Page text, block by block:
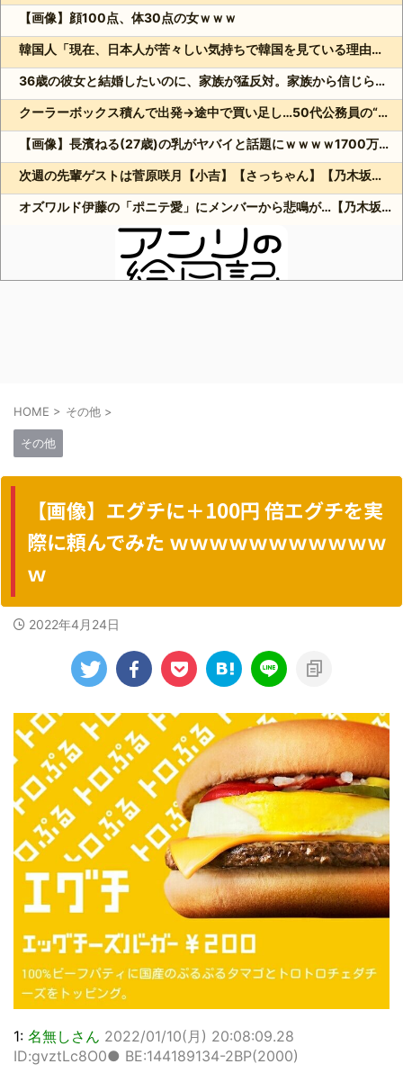
【画像】顔100点、体30点の女ｗｗｗ
韓国人「現在、日本人が苦々しい気持ちで韓国を見ている理由がこちら…」→「相当悔しがってるだろうな…（ﾌﾞﾙﾌﾞﾙ」＝韓国の反応
36歳の彼女と結婚したいのに、家族が猛反対。家族から信じられない言葉が飛び出した… 他
クーラーボックス積んで出発→途中で買い足し…50代公務員の“ドライブ”が地獄すぎた 他
【画像】長濱ねる(27歳)の乳がヤバイと話題にｗｗｗｗ1700万バズｗｗｗｗｗｗｗｗｗｗ 他
次週の先輩ゲストは菅原咲月【小吉】【さっちゃん】【乃木坂スター誕生！SIX】【乃木坂46】
オズワルド伊藤の「ポニテ愛」にメンバーから悲鳴が…【乃木坂スター誕生！SIX】【乃木坂46】
HOME > その他 >
その他
【画像】エグチに＋100円 倍エグチを実
際に頼んでみた ｗｗｗｗｗｗｗｗｗｗｗ
ｗ
2022年4月24日
1: 名無しさん 2022/01/10(月) 20:08:09.28
ID:gvztLc8O0● BE:144189134-2BP(2000)